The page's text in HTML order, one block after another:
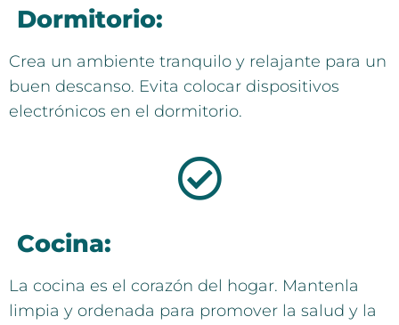
Dormitorio:
Crea un ambiente tranquilo y relajante para un
buen descanso. Evita colocar dispositivos
electrónicos en el dormitorio.
Cocina:
La cocina es el corazón del hogar. Mantenla
limpia y ordenada para promover la salud y la